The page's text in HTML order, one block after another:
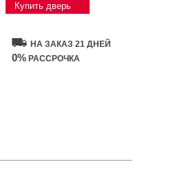
Купить дверь
НА ЗАКАЗ 21 ДНЕЙ
0% РАССРОЧКА